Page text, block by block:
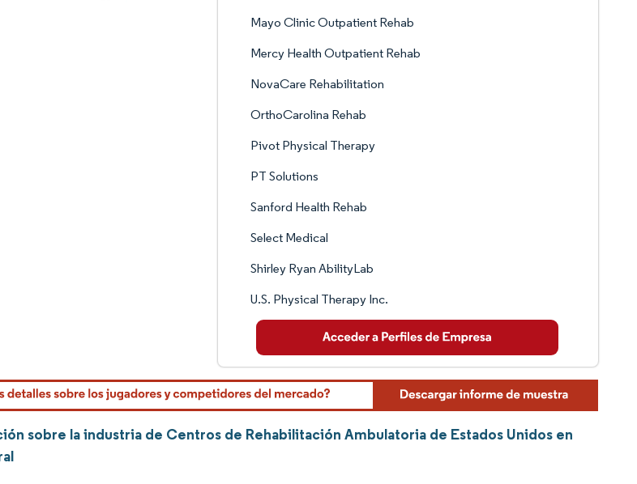
Mayo Clinic Outpatient Rehab
Mercy Health Outpatient Rehab
NovaCare Rehabilitation
OrthoCarolina Rehab
Pivot Physical Therapy
PT Solutions
Sanford Health Rehab
Select Medical
Shirley Ryan AbilityLab
U.S. Physical Therapy Inc.
sobre la industria de Centros de Rehabilitación Ambulatoria de Estados Unidos en